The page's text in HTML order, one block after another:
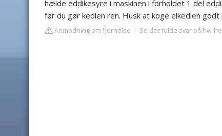
hælde eddikesyre i maskinen i forholdet 1 del
før du gør kedlen ren. Husk at koge elkedlen
Anmodning om fjernelse Se det fulde svar på hw-